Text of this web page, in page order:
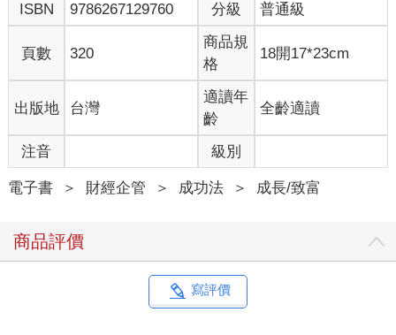
ISBN
9786267129760 分級 普通級
頁數 320
商品規
格
18開17*23cm
出版地 台灣
適讀年
齡
全齡適讀
注音 級別
電子書 ＞ 財經企管 ＞ 成功法 ＞ 成長/致富
商品評價
寫評價